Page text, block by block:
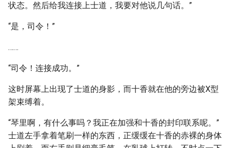
状态。然后给我连接上士道，我要对他说几句话。”
“是，司令！”
……
“司令！连接成功。”
这时屏幕上出现了士道的身影，而十香就在他的旁边被X型
架束缚着。
“琴里啊，有什么事吗？我正在加强和十香的封印联系呢。”
士道左手拿着笔刷一样的东西，正缓缓在十香的赤裸的身体